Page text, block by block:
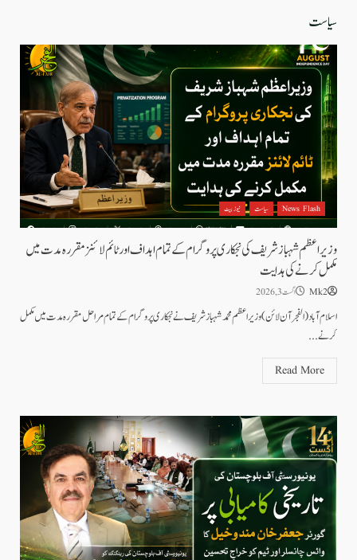
سیاست
News Flash سیاست نیوز بیٹ
وزیراعظم شہباز شریف کی نجکاری پروگرام کے تمام اہداف اور ٹائم لائنز مقررہ مدت میں
مکمل کرنے کی ہدایت
Mk2 اگست 3, 2026
اسلام آباد(الفجرآن لائن)وزیراعظم محمد شہباز شریف نے نجکاری پروگرام کے تمام مراحل مقررہ مدت میں مکمل
کرنے...
Read More